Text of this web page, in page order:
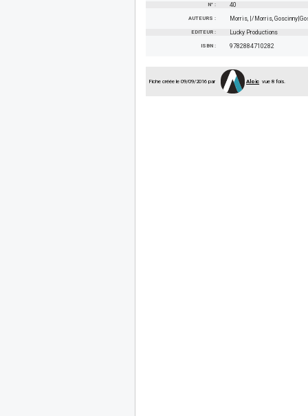
N° : 40
AUTEURS : Morris, |/Morris,
EDITEUR : Lucky Productions
ISBN : 9782884710282
Fiche créée le 09/09/2016 par Aloic vue 8 fois.